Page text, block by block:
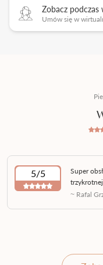
Zobacz
Umów się w
5/5
Super
~ Rafal